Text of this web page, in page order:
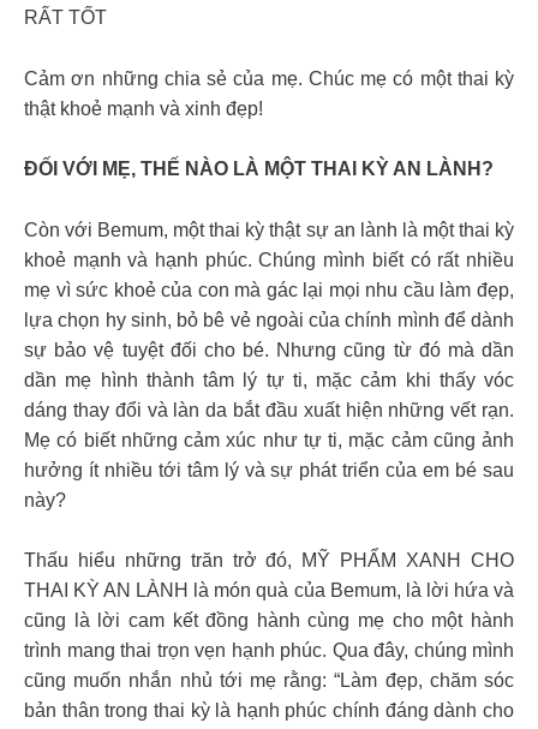
RẤT TỐT
Cảm ơn những chia sẻ của mẹ. Chúc mẹ có một thai kỳ
thật khoẻ mạnh và xinh đẹp!
ĐỐI VỚI MẸ, THẾ NÀO LÀ MỘT THAI KỲ AN LÀNH?
Còn với Bemum, một thai kỳ thật sự an lành là một thai kỳ
khoẻ mạnh và hạnh phúc. Chúng mình biết có rất nhiều
mẹ vì sức khoẻ của con mà gác lại mọi nhu cầu làm đẹp,
lựa chọn hy sinh, bỏ bê vẻ ngoài của chính mình để dành
sự bảo vệ tuyệt đối cho bé. Nhưng cũng từ đó mà dần
dần mẹ hình thành tâm lý tự ti, mặc cảm khi thấy vóc
dáng thay đổi và làn da bắt đầu xuất hiện những vết rạn.
Mẹ có biết những cảm xúc như tự ti, mặc cảm cũng ảnh
hưởng ít nhiều tới tâm lý và sự phát triển của em bé sau
này?
Thấu hiểu những trăn trở đó, MỸ PHẨM XANH CHO
THAI KỲ AN LÀNH là món quà của Bemum, là lời hứa và
cũng là lời cam kết đồng hành cùng mẹ cho một hành
trình mang thai trọn vẹn hạnh phúc. Qua đây, chúng mình
cũng muốn nhắn nhủ tới mẹ rằng: “Làm đẹp, chăm sóc
bản thân trong thai kỳ là hạnh phúc chính đáng dành cho